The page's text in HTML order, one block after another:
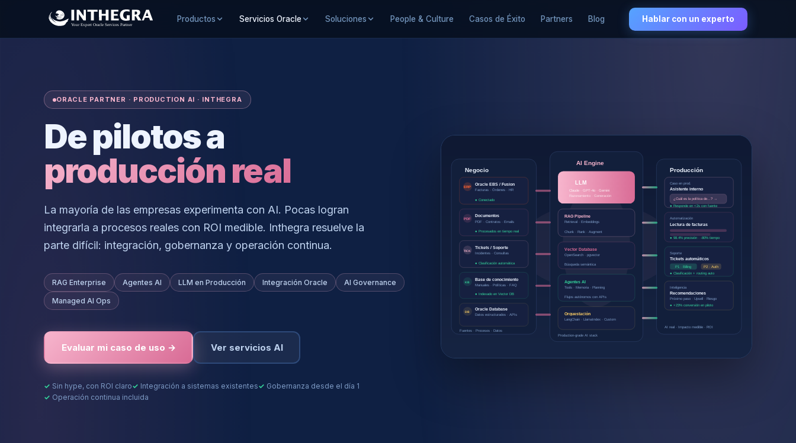
Productos Servicios Oracle Soluciones People & Culture Casos de Éxito Partners Blog Hablar con un experto
ORACLE PARTNER · PRODUCTION AI · INTHEGRA
De pilotos a
producción real
La mayoría de las empresas experimenta con AI. Pocas logran
integrarla a procesos reales con ROI medible. Inthegra resuelve la
parte difícil: integración, gobernanza y operación continua.
RAG Enterprise Agentes AI LLM en Producción Integración Oracle AI Governance
Managed AI Ops
Evaluar mi caso de uso → Ver servicios AI
Sin hype, con ROI claro Integración a sistemas existentes
Gobernanza desde el día 1
Operación continua incluida
Negocio
ERP
Oracle EBS / Fusion
Facturas · Órdenes · HR
● Conectado
PDF
Documentos
PDF · Contratos · Emails
● Procesados en tiempo real
TICK
Tickets / Soporte
Incidentes · Consultas
● Clasificación automática
KB
Base de conocimiento
Manuales · Políticas · FAQ
● Indexado en Vector DB
DB
Oracle Database
Datos estructurados · APIs
Fuentes · Procesos · Datos
AI Engine
LLM
Claude · GPT-4o · Gemini
Razonamiento · Generación
RAG Pipeline
Retrieval · Embeddings
Chunk · Rank · Augment
Vector Database
OpenSearch · pgvector
Búsqueda semántica
Agentes AI
Tools · Memoria · Planning
Flujos autónomos con APIs
Orquestación
LangChain · LlamaIndex · Custom
Production-grade AI stack
Producción
Caso en prod.
Asistente interno
¿Cuál es la política de…? →
● Responde en <2s con fuente
Automatización
Lectura de facturas
● 98.4% precisión · -80% tiempo
Soporte
Tickets automáticos
P1 · Billing P2 · Auth
● Clasificación + routing auto
Inteligencia
Recomendaciones
Próximo paso · Upsell · Riesgo
● +23% conversión en piloto
AI real · Impacto medible · ROI